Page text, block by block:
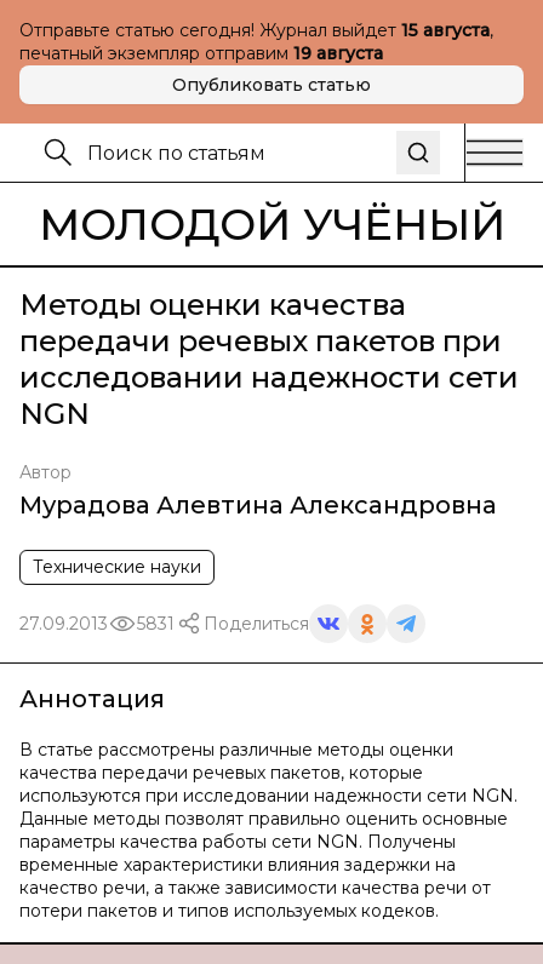
Отправьте статью сегодня! Журнал выйдет 15 августа,
печатный экземпляр отправим 19 августа
Опубликовать статью
МОЛОДОЙ УЧЁНЫЙ
Методы оценки качества
передачи речевых пакетов при
исследовании надежности сети
NGN
Автор
Мурадова Алевтина Александровна
Технические науки
27.09.2013 5831 Поделиться
Аннотация
В статье рассмотрены различные методы оценки
качества передачи речевых пакетов, которые
используются при исследовании надежности сети NGN.
Данные методы позволят правильно оценить основные
параметры качества работы сети NGN. Получены
временные характеристики влияния задержки на
качество речи, а также зависимости качества речи от
потери пакетов и типов используемых кодеков.